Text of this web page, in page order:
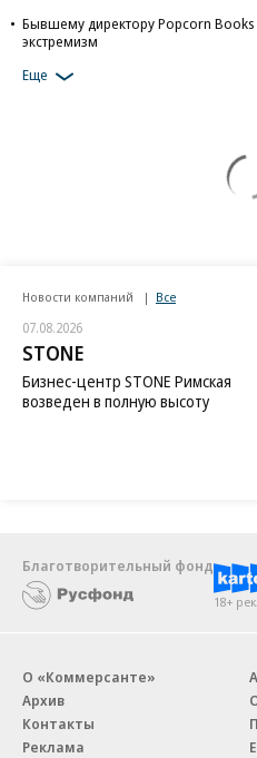
Бывшему директору Popcorn Books
экстремизм
Еще
Новости компаний Все
07.08.2026
STONE
Бизнес-центр STONE Римская
возведен в полную высоту
Благотворительный фонд
18+
О «Коммерсанте»
Архив
Контакты
Реклама